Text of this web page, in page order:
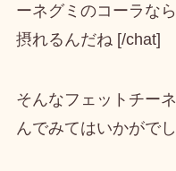
ーネグミのコーラな
摂れるんだね [/chat]
そんなフェットチー
んでみてはいかがでし